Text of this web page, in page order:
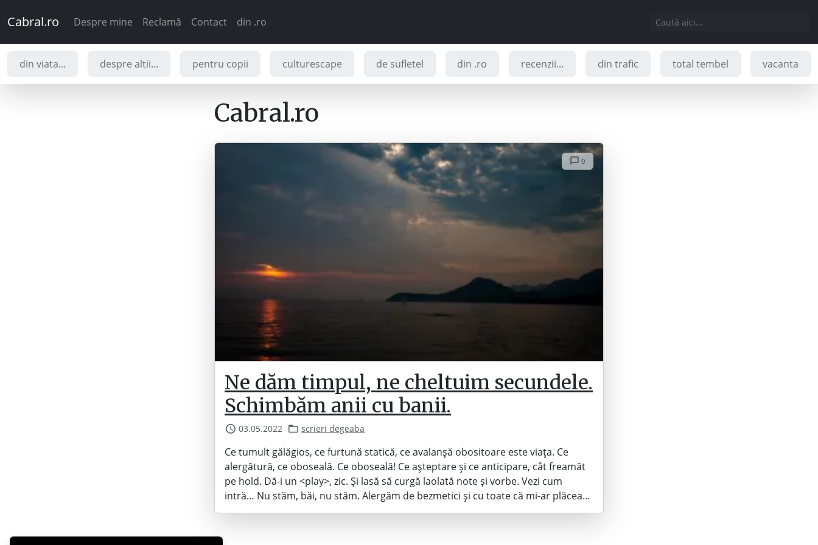
Cabral.ro Despre mine Reclamă Contact din .ro
din viata... despre altii... pentru copii culturescape de sufletel din .ro recenzii... din trafic total tembel vacanta
Cabral.ro
0
Ne dăm timpul, ne cheltuim secundele.
Schimbăm anii cu banii.
03.05.2022 scrieri degeaba
Ce tumult gălăgios, ce furtună statică, ce avalanșă obositoare este viața. Ce
alergătură, ce oboseală. Ce oboseală! Ce așteptare și ce anticipare, cât freamăt
pe hold. Dă-i un <play>, zic. Și lasă să curgă laolată note și vorbe. Vezi cum
intră… Nu stăm, băi, nu stăm. Alergăm de bezmetici și cu toate că mi-ar plăcea…